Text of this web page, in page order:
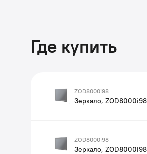
Где купить
ZOD8000i98
Зеркало, ZOD8000i98
ZOD8000i98
Зеркало, ZOD8000i98